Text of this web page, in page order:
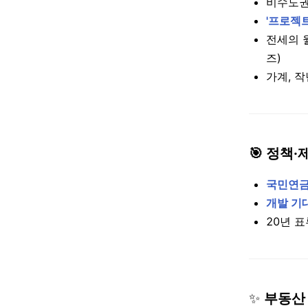
'프로젝
전세의
즈)
가계,
🎯 정책·
국민연
개발 기
20년
✨ 부동